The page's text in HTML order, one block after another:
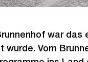
war das
Vom